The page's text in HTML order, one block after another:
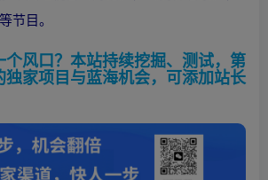
节目。
个风口？本站持续挖掘、测试，第
独家项目与蓝海机会，可添加站长